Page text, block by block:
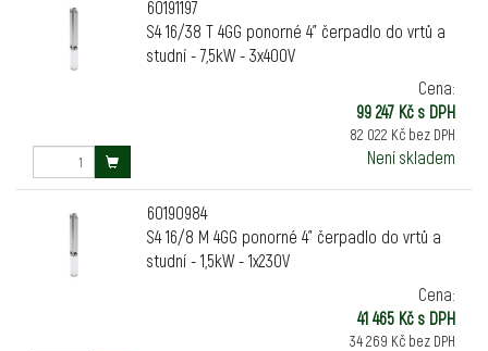
60191197
S4 16/38 T 4GG ponorné 4" čerpadlo do vrtů a
studní - 7,5kW - 3x400V
Cena:
99 247 Kč s DPH
82 022 Kč bez DPH
Není skladem
60190984
S4 16/8 M 4GG ponorné 4" čerpadlo do vrtů a
studní - 1,5kW - 1x230V
Cena:
41 465 Kč s DPH
34 269 Kč bez DPH